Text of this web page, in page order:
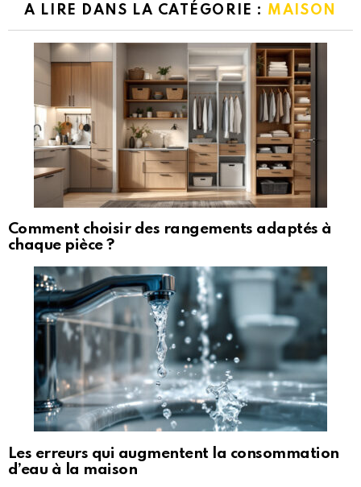
A LIRE DANS LA CATÉGORIE : MAISON
Comment choisir des rangements adaptés à
chaque pièce ?
Les erreurs qui augmentent la consommation
d’eau à la maison